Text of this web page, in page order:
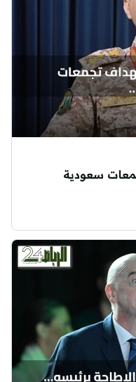
سعودية